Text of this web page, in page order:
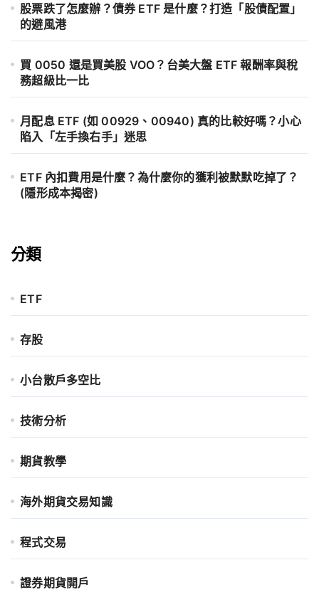
股票跌了怎麼辦？債券 ETF 是什麼？打造「股債配置」
的避風港
買 0050 還是買美股 VOO？台美大盤 ETF 報酬率與稅
務超級比一比
月配息 ETF (如 00929、00940) 真的比較好嗎？小心
陷入「左手換右手」迷思
ETF 內扣費用是什麼？為什麼你的獲利被默默吃掉了？
(隱形成本揭密)
分類
ETF
存股
小台散戶多空比
技術分析
期貨教學
海外期貨交易知識
程式交易
證券期貨開戶